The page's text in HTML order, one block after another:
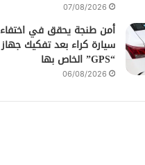
07/08/2026
أمن طنجة يحقق في اختفاء
سيارة كراء بعد تفكيك جهاز
“GPS” الخاص بها
06/08/2026